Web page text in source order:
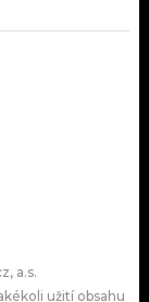
a.s.
užití obsahu